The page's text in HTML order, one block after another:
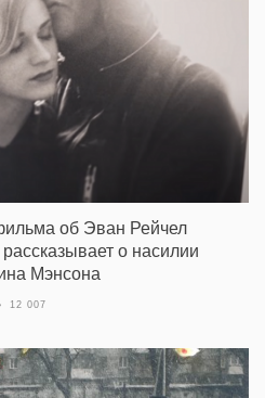
об Эван Рейчел
о насилии
Мэнсона
12 007